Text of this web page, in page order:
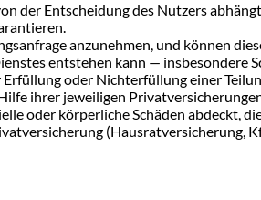
der Entscheidung des Nutzers
anzunehmen, und können
entstehen kann —
oder Nichterfüllung einer
ihrer jeweiligen
oder körperliche Schäden abdeckt,
(Hausratversicherung,